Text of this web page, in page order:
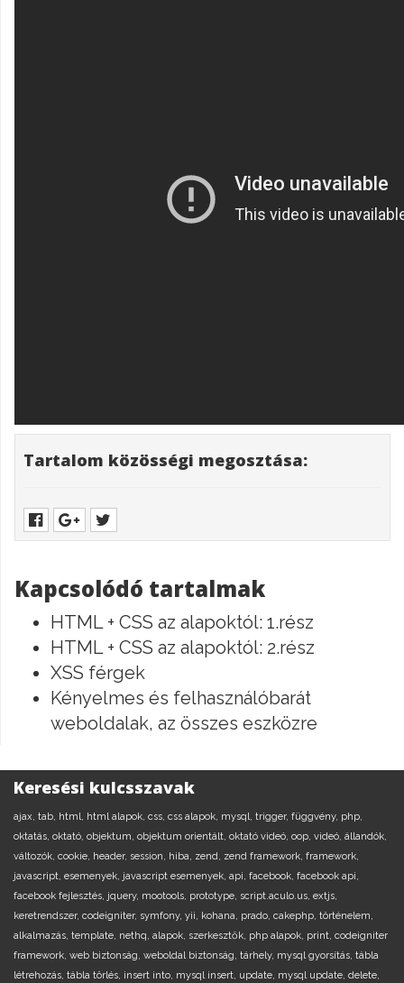
Tartalom közösségi megosztása:
Kapcsolódó tartalmak
HTML + CSS az alapoktól: 1.rész
HTML + CSS az alapoktól: 2.rész
XSS férgek
Kényelmes és felhasználóbarát
weboldalak, az összes eszközre
Keresési kulcsszavak
ajax, tab, html, html alapok, css, css alapok, mysql, trigger, függvény, php,
oktatás, oktató, objektum, objektum orientált, oktató videó, oop, videó, állandók,
változók, cookie, header, session, hiba, zend, zend framework, framework,
javascript, esemenyek, javascript esemenyek, api, facebook, facebook api,
facebook fejlesztés, jquery, mootools, prototype, script.aculo.us, extjs,
keretrendszer, codeigniter, symfony, yii, kohana, prado, cakephp, történelem,
alkalmazás, template, nethq, alapok, szerkesztők, php alapok, print, codeigniter
framework, web biztonság, weboldal biztonság, tárhely, mysql gyorsítás, tábla
létrehozás, tábla törlés, insert into, mysql insert, update, mysql update, delete,